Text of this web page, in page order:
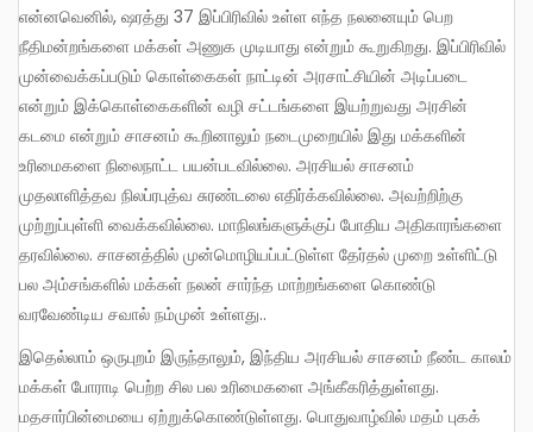
என்னவெனில், ஷரத்து 37 இப்பிரிவில் உள்ள எந்த நலனையும் பெற
நீதிமன்றங்களை மக்கள் அணுக முடியாது என்றும் கூறுகிறது. இப்பிரிவில்
முன்வைக்கப்படும் கொள்கைகள் நாட்டின் அரசாட்சியின் அடிப்படை
என்றும் இக்கொள்கைகளின் வழி சட்டங்களை இயற்றுவது அரசின்
கடமை என்றும் சாசனம் கூறினாலும் நடைமுறையில் இது மக்களின்
உரிமைகளை நிலைநாட்ட பயன்படவில்லை. அரசியல் சாசனம்
முதலாளித்தவ நிலப்ரபுத்வ சுரண்டலை எதிர்க்கவில்லை. அவற்றிற்கு
முற்றுப்புள்ளி வைக்கவில்லை. மாநிலங்களுக்குப் போதிய அதிகாரங்களை
தரவில்லை. சாசனத்தில் முன்மொழியப்பட்டுள்ள தேர்தல் முறை உள்ளிட்டு
பல அம்சங்களில் மக்கள் நலன் சார்ந்த மாற்றங்களை கொண்டு
வரவேண்டிய சவால் நம்முன் உள்ளது..
இதெல்லாம் ஒருபுறம் இருந்தாலும், இந்திய அரசியல் சாசனம் நீண்ட காலம்
மக்கள் போராடி பெற்ற சில பல உரிமைகளை அங்கீகரித்துள்ளது.
மதசார்பின்மையை ஏற்றுக்கொண்டுள்ளது. பொதுவாழ்வில் மதம் புகக்